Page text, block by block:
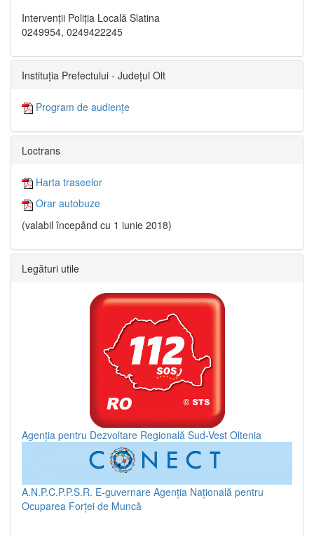
Intervenții Poliția Locală Slatina
0249954, 0249422245
Instituția Prefectului - Județul Olt
Program de audiențe
Loctrans
Harta traseelor
Orar autobuze
(valabil începând cu 1 iunie 2018)
Legături utile
Agenția pentru Dezvoltare Regională Sud-Vest Oltenia
A.N.P.C.P.P.S.R. E-guvernare Agenția Națională pentru
Ocuparea Forței de Muncă